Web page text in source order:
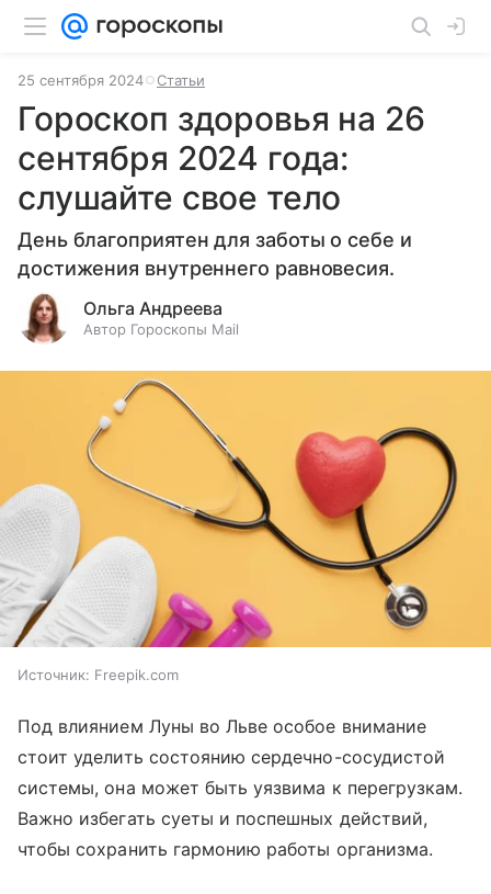
25 сентября 2024 Статьи
Гороскоп здоровья на 26
сентября 2024 года:
слушайте свое тело
День благоприятен для заботы о себе и
достижения внутреннего равновесия.
Ольга Андреева
Автор Гороскопы Mail
Источник: Freepik.com
Под влиянием Луны во Льве особое внимание
стоит уделить состоянию сердечно-сосудистой
системы, она может быть уязвима к перегрузкам.
Важно избегать суеты и поспешных действий,
чтобы сохранить гармонию работы организма.